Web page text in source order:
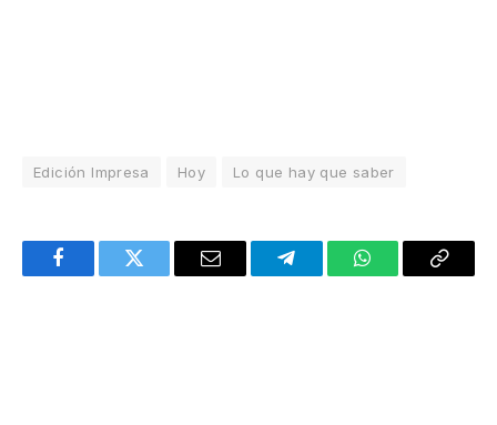
Edición Impresa Hoy Lo que hay que saber
FacebookTwitter Email TelegramWhatsAppCopy